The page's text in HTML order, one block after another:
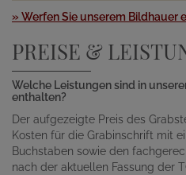
» Werfen Sie unserem Bildhauer
PREISE &
Welche Leistungen sind in
enthalten?
Der aufgezeigte Preis des
Kosten für die Grabinschrift mit
Buchstaben sowie den
nach der aktuellen Fassung der